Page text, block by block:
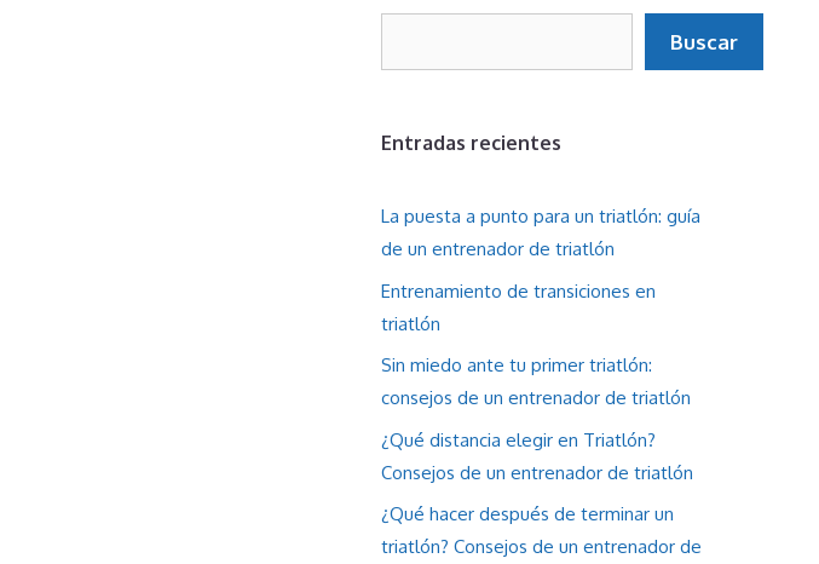
Buscar
Entradas recientes
La puesta a punto para un triatlón: guía
de un entrenador de triatlón
Entrenamiento de transiciones en
triatlón
Sin miedo ante tu primer triatlón:
consejos de un entrenador de triatlón
¿Qué distancia elegir en Triatlón?
Consejos de un entrenador de triatlón
¿Qué hacer después de terminar un
triatlón? Consejos de un entrenador de